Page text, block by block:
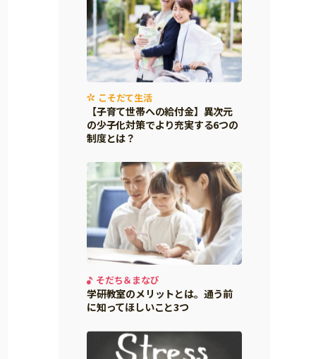
こそだて生活
【子育て世帯への給付金】異次元
の少子化対策でより充実する6つの
制度とは？
そだち＆まなび
学研教室のメリットとは。通う前
に知ってほしいこと3つ